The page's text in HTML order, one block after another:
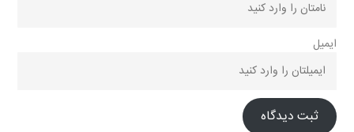
ایمیل
ثبت دیدگاه